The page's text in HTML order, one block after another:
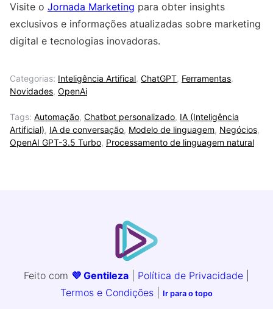
Visite o Jornada Marketing para obter insights
exclusivos e informações atualizadas sobre marketing
digital e tecnologias inovadoras.
Categorias: Inteligência Artifical, ChatGPT, Ferramentas,
Novidades, OpenAi
Tags: Automação, Chatbot personalizado, IA (Inteligência
Artificial), IA de conversação, Modelo de linguagem, Negócios,
OpenAI GPT-3.5 Turbo, Processamento de linguagem natural
Feito com 💜 Gentileza Política de Privacidade
Termos e Condições
Ir para o topo